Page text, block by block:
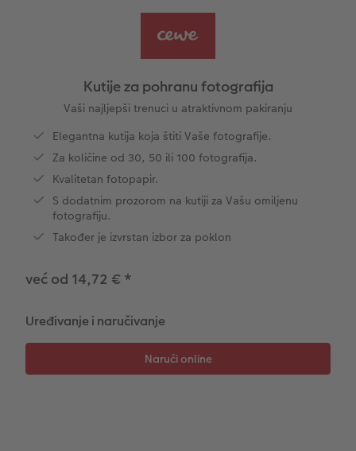
Ovako funkcionira
Art Collection
Dodaci
Natur fotografije
Premium poster
Art fotografije
Izrada standard fotografija
Kutije za pohranu fotografija
CEWE TRENUTNI ISPIS FOTOGRAFIJA
Trenutna izrada naljepnica
Alu fotografija s direktnim ispisom
Fotografija na Forexu
Ploča dobrodošlice za vjenčanje
Letvica za poster
Hexxas
Foto kolaži
Foto vrpca
Školski i pisaći pribori
Poklon fotokutije
Tekstili
Umjetničke fotografije
Jedinstvene ideje za poklone
Putovanje
Vjenčanje
Matura
Kutije za pohranu fotografija
Vaši najljepši trenuci u atraktivnom pakiranju
Elegantna kutija koja štiti Vaše fotografije.
Za količine od 30, 50 ili 100 fotografija.
Kvalitetan fotopapir.
S dodatnim prozorom na kutiji za Vašu omiljenu
fotografiju.
Također je izvrstan izbor za poklon
već od 14,72 € *
Uređivanje i naručivanje